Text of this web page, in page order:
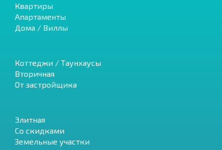
Квартиры
Апартаменты
Дома / Виллы
Коттеджи / Таунхаусы
Вторичная
От застройщика
Элитная
Со скидками
Земельные участки